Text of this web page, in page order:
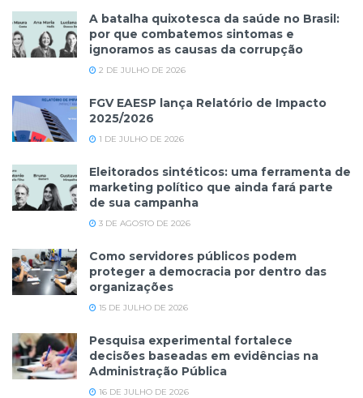
A batalha quixotesca da saúde no Brasil:
por que combatemos sintomas e
ignoramos as causas da corrupção
2 DE JULHO DE 2026
FGV EAESP lança Relatório de Impacto
2025/2026
1 DE JULHO DE 2026
Eleitorados sintéticos: uma ferramenta de
marketing político que ainda fará parte
de sua campanha
3 DE AGOSTO DE 2026
Como servidores públicos podem
proteger a democracia por dentro das
organizações
15 DE JULHO DE 2026
Pesquisa experimental fortalece
decisões baseadas em evidências na
Administração Pública
16 DE JULHO DE 2026